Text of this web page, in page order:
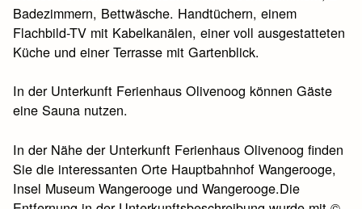
Badezimmern, Bettwäsche. Handtüchern, einem
Flachbild-TV mit Kabelkanälen, einer voll ausgestatteten
Küche und einer Terrasse mit Gartenblick.
In der Unterkunft Ferienhaus Olivenoog können Gäste
eine Sauna nutzen.
In der Nähe der Unterkunft Ferienhaus Olivenoog finden
Sie die interessanten Orte Hauptbahnhof Wangerooge,
Insel Museum Wangerooge und Wangerooge.Die